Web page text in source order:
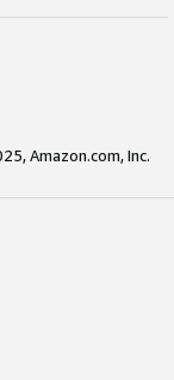
Amazon.com, Inc.